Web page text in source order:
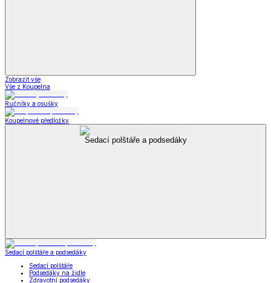
Zobrazit vše
Vše z Koupelna
Ručníky a osušky
Koupelnové předložky
Sedací polštáře a podsedáky
Sedací polštáře a podsedáky
Sedací polštáře
Podsedáky na židle
Zdravotní podsedáky